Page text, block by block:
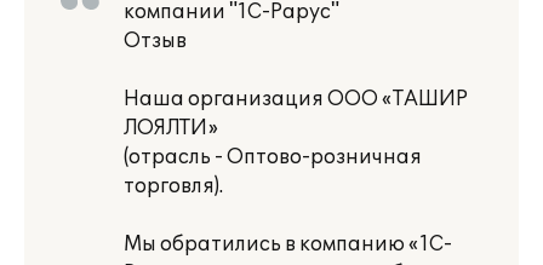
компании "1С-Рарус"
Отзыв
Наша организация ООО «ТАШИР
ЛОЯЛТИ»
(отрасль - Оптово-розничная
торговля).
Мы обратились в компанию «1С-